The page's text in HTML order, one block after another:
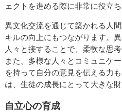
ェクトを進める際に非常に役立ち
異文化交流を通じて築かれる人
キルの向上にもつながります。
人々と接することで、柔軟な思
また、多様な人々とコミュニケ
を持って自分の意見を伝える力
は、生徒の成長にとって大きな財
自立心の育成